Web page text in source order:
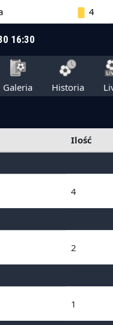
4
16:30
Galeria Historia
Ilość
4
2
1